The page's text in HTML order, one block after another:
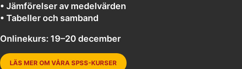
• Jämförelser av medelvärden
• Tabeller och samband
Onlinekurs: 19–20 december
LÄS MER OM VÅRA SPSS-KURSER